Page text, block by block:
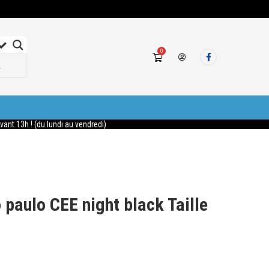
0
13h ! (du lundi au vendredi)
paulo CEE night black Taille